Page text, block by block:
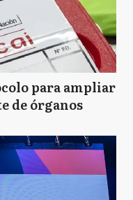
para ampliar
de órganos